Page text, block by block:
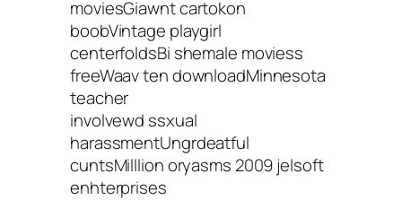
moviesGiawnt cartokon
boobVintage playgirl
centerfoldsBi shemale moviess
freeWaav ten downloadMinnesota
teacher
involvewd ssxual
harassmentUngrdeatful
cuntsMilllion oryasms 2009 jelsoft
enhterprises